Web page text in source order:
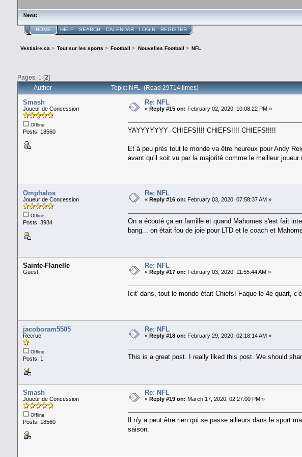
News:
HOME HELP SEARCH CALENDAR LOGIN REGISTER
Vestiaire.ca > Tout sur les sports > Football > Nouvelles Football > NFL
Pages: 1 [2]
Author Topic: NFL (Read 29714 times)
Smash
Joueur de Concession
Offline
Posts: 18560
Re: NFL
« Reply #15 on: February 02, 2020, 10:08:22 PM »
YAYYYYYYY CHIEFS!!!! CHIEFS!!!! CHIEFS!!!!!
Et à peu près tout le monde va être heureux pour Andy
avant qu'il soit vu par la majorité comme le meilleur joueur
Omphalos
Joueur de Concession
Offline
Posts: 3934
Re: NFL
« Reply #16 on: February 03, 2020, 07:58:37 AM »
On a écouté ça en famille et quand Mahomes s'est fait
bang... on était fou de joie pour LTD et le coach et
Sainte-Flanelle
Guest
Re: NFL
« Reply #17 on: February 03, 2020, 11:55:44 AM »
Icit' dans, tout le monde était Chiefs! Faque le 4e quart,
jacoboram5505
Recrue
Offline
Posts: 1
Re: NFL
« Reply #18 on: February 29, 2020, 02:18:14 AM »
This is a great post. I really liked this post. We should
Smash
Joueur de Concession
Offline
Posts: 18560
Re: NFL
« Reply #19 on: March 17, 2020, 02:27:00 PM »
Il n'y a peut être rien qui se passe ailleurs dans le sport
saison.